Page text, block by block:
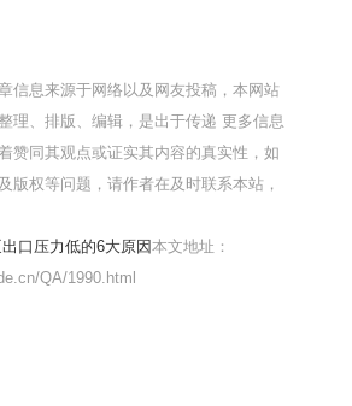
信息来源于网络以及网友投稿，本网站
理、排版、编辑，是出于传递 更多信息
赞同其观点或证实其内容的真实性，如
版权等问题，请作者在及时联系本站，
口压力低的6大原因本文地址：
QA/1990.html